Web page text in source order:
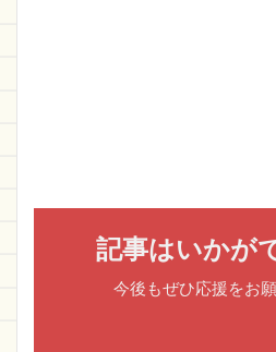
記事はいかが
今後もぜひ応援をお